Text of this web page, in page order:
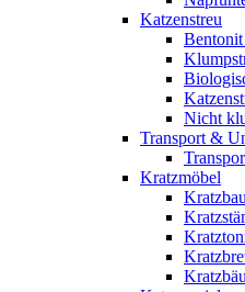
Katzenstreu
Bentonit
Nicht
Transport &
Kratzmöbel